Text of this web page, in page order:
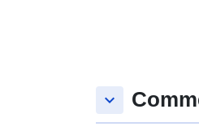
keyboard_arrow_down